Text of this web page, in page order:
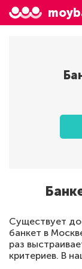
Существует
банкет в
раз
критериев. В